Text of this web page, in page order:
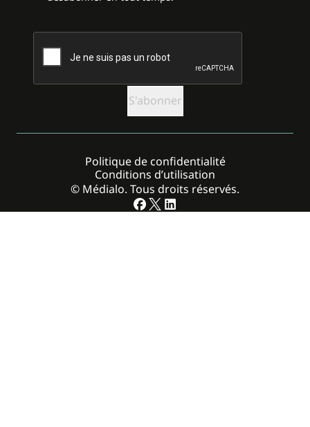
CAPTCHA
© Médialo. Tous droits réservés.
Politique de confidentialité
Conditions d’utilisation